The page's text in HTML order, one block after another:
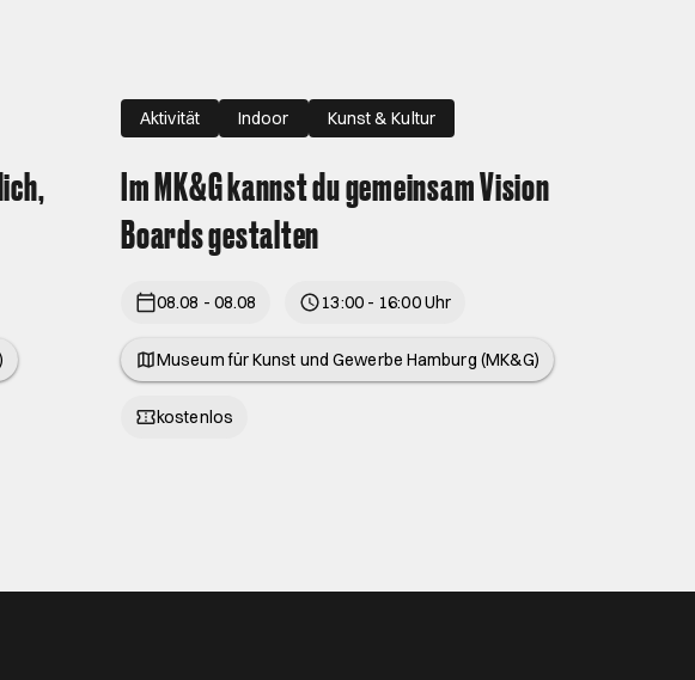
Aktivität Indoor Kunst & Kultur
Im MK&G kannst du gemeinsam Vision
Boards gestalten
08.08 - 08.08 13:00 - 16:00 Uhr
Museum für Kunst und Gewerbe Hamburg (MK&G)
kostenlos